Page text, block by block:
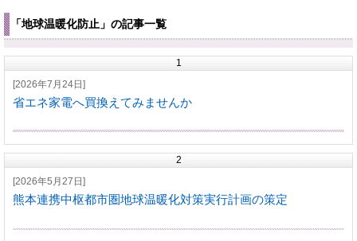
「地球温暖化防止」の記事一覧
1
[2026年7月24日]
省エネ家電へ買換えてみませんか
2
[2026年5月27日]
熊本連携中枢都市圏地球温暖化対策実行計画の策定